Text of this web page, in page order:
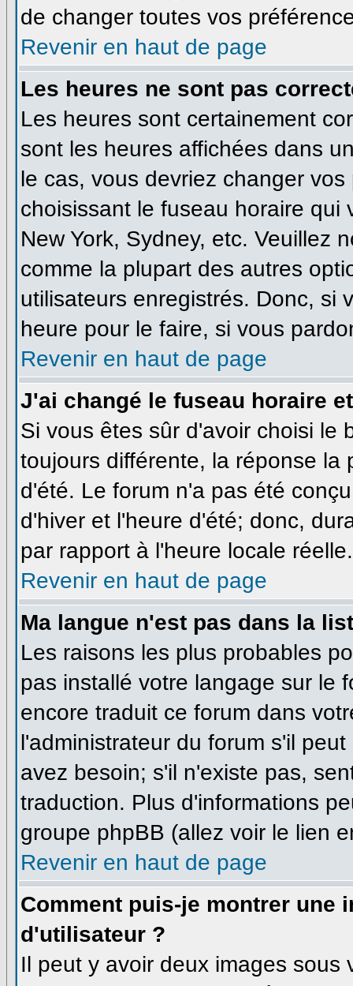
de changer toutes vos
Revenir en haut de page
Les heures ne sont pas
Les heures sont certainement
sont les heures affichées dans
le cas, vous devriez changer
choisissant le fuseau horaire
New York, Sydney, etc. Veuillez
comme la plupart des autres
utilisateurs enregistrés. Donc, si
heure pour le faire, si vous
Revenir en haut de page
J'ai changé le fuseau horaire
Si vous êtes sûr d'avoir choisi le
toujours différente, la réponse la
d'été. Le forum n'a pas été
d'hiver et l'heure d'été; donc,
par rapport à l'heure locale réelle.
Revenir en haut de page
Ma langue n'est pas dans la
Les raisons les plus probables
pas installé votre langage sur le
encore traduit ce forum dans
l'administrateur du forum s'il
avez besoin; s'il n'existe pas,
traduction. Plus d'informations
groupe phpBB (allez voir le lien
Revenir en haut de page
Comment puis-je montrer une
d'utilisateur ?
Il peut y avoir deux images sous